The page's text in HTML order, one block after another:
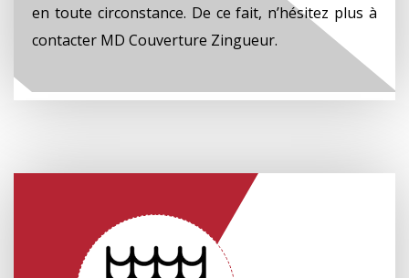
en toute circonstance. De ce fait, n’hésitez plus à
contacter MD Couverture Zingueur.